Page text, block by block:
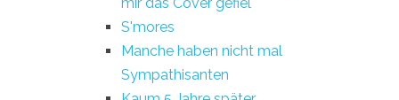
S'mores
Manche haben nicht mal
Sympathisanten